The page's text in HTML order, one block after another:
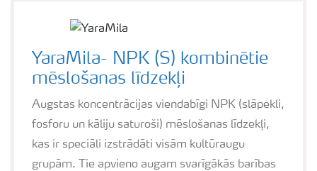
YaraMila- NPK (S) kombinētie
mēslošanas līdzekļi
Augstas koncentrācijas viendabīgi NPK (slāpekli,
fosforu un kāliju saturoši) mēslošanas līdzekļi,
kas ir speciāli izstrādāti visām kultūraugu
grupām. Tie apvieno augam svarīgākās barības